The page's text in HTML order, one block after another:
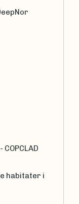
habitater i